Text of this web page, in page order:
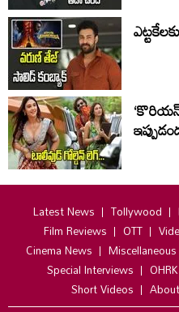
Latest News Tollywood
Film Reviews
OTT
Cinema News
Miscellaneous
Special Interviews
Short Videos